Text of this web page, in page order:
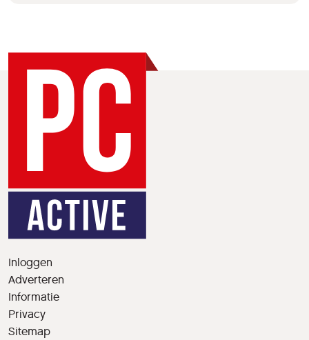
Inloggen
Adverteren
Informatie
Privacy
Sitemap